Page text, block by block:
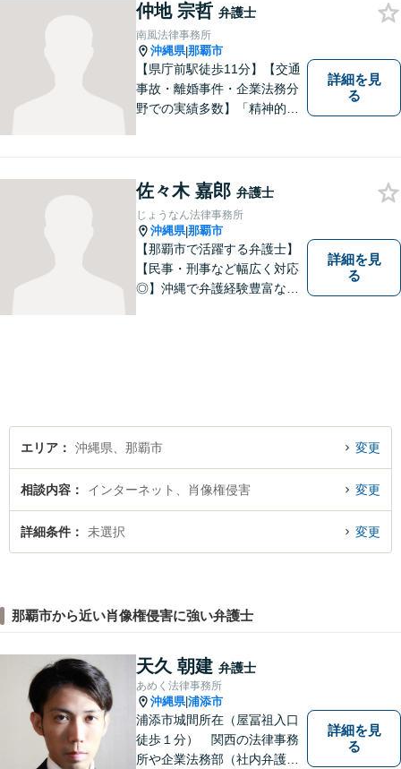
かし、ひとりでも多く悩まれ
ている方を救います。ぜひご
相談ください。
仲地 宗哲 弁護士
南風法律事務所
沖縄県|那覇市
【県庁前駅徒歩11分】【交通
事故・離婚事件・企業法務分
野での実績多数】「精神的な
ですので、お気軽にご相談く
ださい。個々に応じた解決策
をご提案します。
詳細を見
る
佐々木 嘉郎 弁護士
じょうなん法律事務所
沖縄県|那覇市
【那覇市で活躍する弁護士】
【民事・刑事など幅広く対応
◎】沖縄で弁護経験豊富な弁
詳細を見
る
エリア 沖縄県、那覇市 変更
相談内容 インターネット、肖像権侵害 変更
詳細条件 未選択 変更
那覇市から近い肖像権侵害に強い弁護士
天久 朝建 弁護士
あめく法律事務所
沖縄県|浦添市
浦添市城間所在（屋冨祖入口
徒歩１分） 関西の法律事務
所や企業法務部（社内弁護士
詳細を見
る